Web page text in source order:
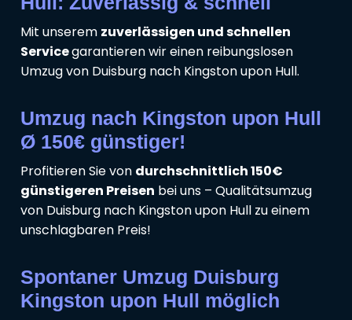
Mit unserem zuverlässigen und schnellen
Servicegarantieren wir einen reibungslosen
Umzug von Duisburg nach Kingston upon Hull.
Umzug nach Kingston upon Hull
Ø 150€ günstiger!
Profitieren Sie von durchschnittlich 150€
günstigeren Preisen bei uns – Qualitätsumzug
von Duisburg nach Kingston upon Hull zu einem
unschlagbaren Preis!
Spontaner Umzug Duisburg
Kingston upon Hull möglich